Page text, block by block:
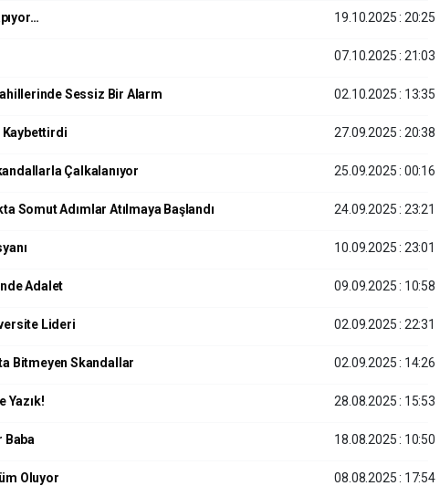
19.10.2025 : 20:25
07.10.2025 : 21:03
Sessiz Bir Alarm 02.10.2025 : 13:35
Kaybettirdi 27.09.2025 : 20:38
Çalkalanıyor 25.09.2025 : 00:16
Somut Adımlar Atılmaya Başlandı 24.09.2025 : 23:21
10.09.2025 : 23:01
Adalet 09.09.2025 : 10:58
Lideri 02.09.2025 : 22:31
Bitmeyen Skandallar 02.09.2025 : 14:26
Yazık! 28.08.2025 : 15:53
Baba 18.08.2025 : 10:50
Oluyor 08.08.2025 : 17:54